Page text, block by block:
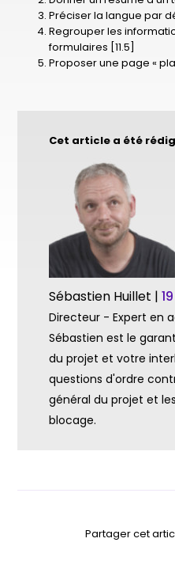
Préciser la langue par
Regrouper les
formulaires [11.5]
Proposer une page «
Cet article a été
Sébastien Huillet |
Directeur - Expert en
Sébastien est le
du projet et votre
questions d'ordre
général du projet et
blocage.
Partager cet